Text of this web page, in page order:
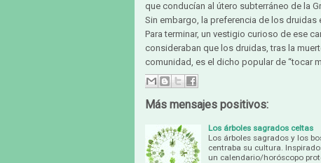
que conducían al útero subterráneo de la
Sin embargo, la preferencia de los
Para terminar, un vestigio curioso de ese
consideraban que los druidas, tras la
comunidad, es el dicho popular de “tocar
Más mensajes positivos:
Los árboles sagrados celtas
Los árboles sagrados y los
centraba su cultura.
un calendario/horóscopo